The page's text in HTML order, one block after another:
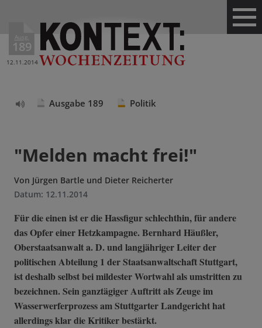
Ausg.
189
12.11.2014
Ausgabe 189 Politik
"Melden macht frei!"
Von Jürgen Bartle und Dieter Reicherter
Datum: 12.11.2014
Für die einen ist er die Hassfigur schlechthin, für andere
das Opfer einer Hetzkampagne. Bernhard Häußler,
Oberstaatsanwalt a. D. und langjähriger Leiter der
politischen Abteilung 1 der Staatsanwaltschaft Stuttgart,
ist deshalb selbst bei mildester Wortwahl als umstritten zu
bezeichnen. Sein ganztägiger Auftritt als Zeuge im
Wasserwerferprozess am Stuttgarter Landgericht hat
allerdings klar die Kritiker bestärkt.